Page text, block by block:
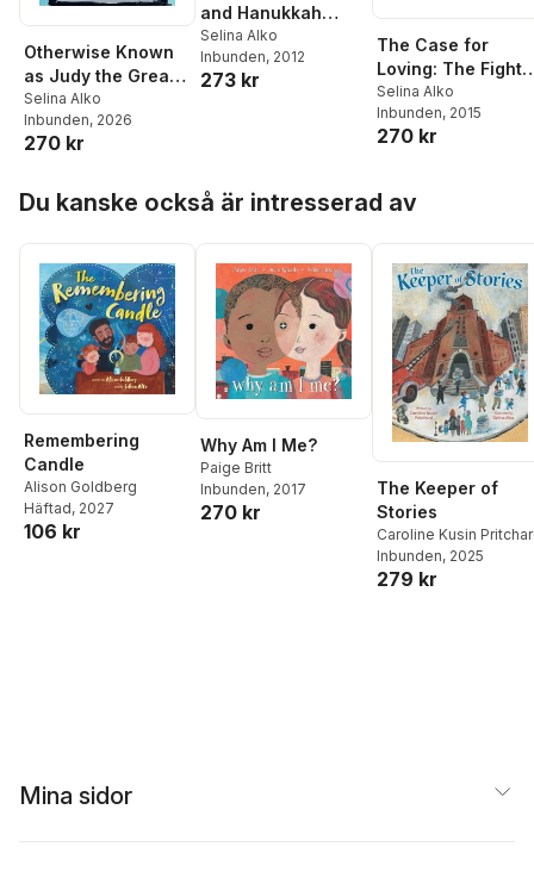
Otherwise Known
as Judy the Great:
A Poetic Ode to
Judy Blume
Selina Alko
Inbunden, 2026
270 kr
and Hanukkah
Mama
Selina Alko
Inbunden, 2012
273 kr
The Case for
Loving: The Fight
for Interracial
Marriage
Selina Alko
Inbunden, 2015
270 kr
Du kanske också är intresserad av
Remembering
Candle
Alison Goldberg
Häftad, 2027
106 kr
Why Am I Me?
Paige Britt
Inbunden, 2017
270 kr
The Keeper of
Stories
Caroline Kusin
Inbunden, 2025
279 kr
Mina sidor